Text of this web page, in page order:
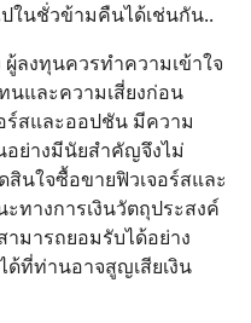
ในชั่วข้ามคืนได้เช่นกัน..
ลงทุนควรทำความเข้าใจ
และความเสี่ยงก่อน
ร์สและออปชัน มีความ
อย่างมีนัยสำคัญจึงไม่
นใจซื้อขายฟิวเจอร์สและ
ทางการเงินวัตถุประสงค์
มารถยอมรับได้อย่าง
ด้ที่ท่านอาจสูญเสียเงิน